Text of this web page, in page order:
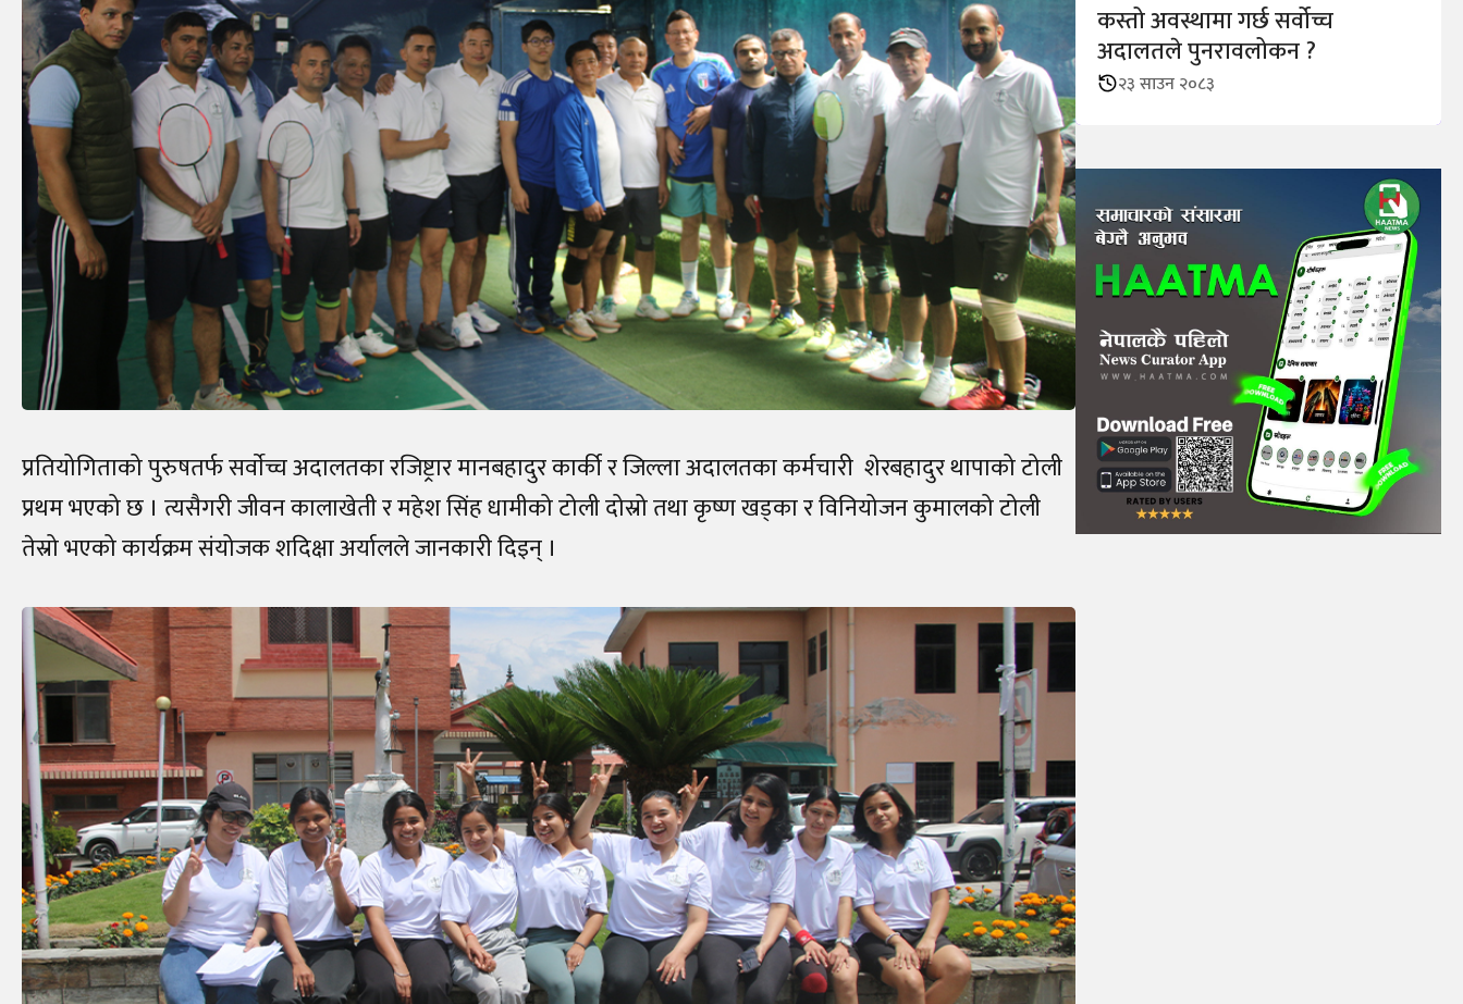
प्रतियोगिताको पुरुषतर्फ सर्वाेच्च अदालतका रजिष्ट्रार मानबहादुर कार्की र जिल्ला अदालतका कर्मचारी शेरबहादुर थापाको टोली
प्रथम भएको छ । त्यसैगरी जीवन कालाखेती र महेश सिंह धामीको टोली दोस्रो तथा कृष्ण खड्का र विनियोजन कुमालको टोली
तेस्रो भएको कार्यक्रम संयोजक शदिक्षा अर्यालले जानकारी दिइन् ।
कस्तो अवस्थामा गर्छ सर्वोच्च
अदालतले पुनरावलोकन ?
२३ साउन २०८३